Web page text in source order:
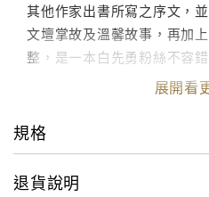
其他作家出書所寫之序文，
文壇掌故及溫馨故事，再加
整，是一本白先勇粉絲不容
展開看
規格
退貨說明